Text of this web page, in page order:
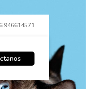
946614571